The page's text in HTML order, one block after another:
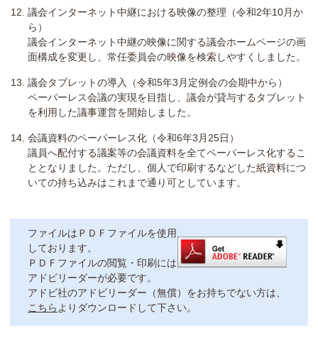
議会インターネット中継における映像の整理（令和2年10月か
ら）
議会インターネット中継の映像に関する議会ホームページの画
面構成を変更し、常任委員会の映像を検索しやすくしました。
議会タブレットの導入（令和5年3月定例会の会期中から）
ペーパーレス会議の実現を目指し、議会が貸与するタブレット
を利用した議事運営を開始しました。
会議資料のペーパーレス化（令和6年3月25日）
議員へ配付する議案等の会議資料を全てペーパーレス化するこ
ととなりました。ただし、個人で印刷するなどした紙資料につ
いての持ち込みはこれまで通り可としています。
ファイルはＰＤＦファイルを使用
しております。
ＰＤＦファイルの閲覧・印刷には
アドビリーダーが必要です。
アドビ社のアドビリーダー（無償）をお持ちでない方は、
こちら よりダウンロードして下さい。